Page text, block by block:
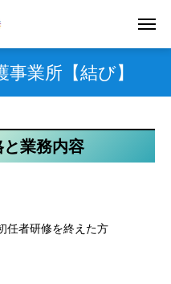
業所【結び】
業務内容
任者研修を終えた方